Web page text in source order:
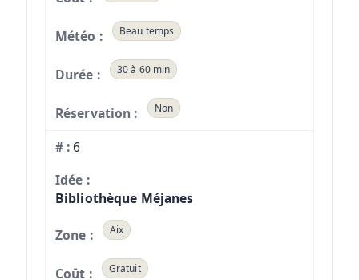
Beau temps
30 à 60 min
Non
6
Bibliothèque Méjanes
Aix
Gratuit